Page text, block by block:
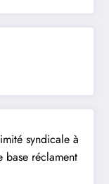
syndicale à
base réclament